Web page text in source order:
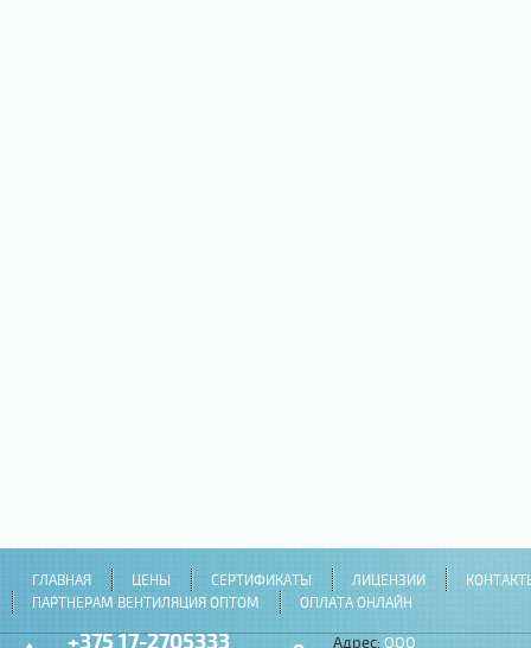
ГЛАВНАЯ ЦЕНЫ СЕРТИФИКАТЫ ЛИЦЕНЗИИ
ПАРТНЕРАМ ВЕНТИЛЯЦИЯ ОПТОМ
ОПЛАТА ОНЛАЙН
Адрес: ООО